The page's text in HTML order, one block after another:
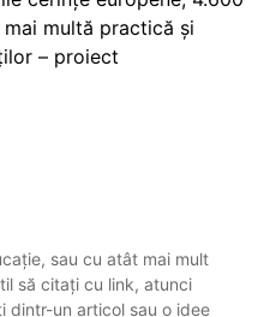
multă practică și
– proiect
sau cu atât mai mult
să citați cu link, atunci
dintr-un articol sau o idee